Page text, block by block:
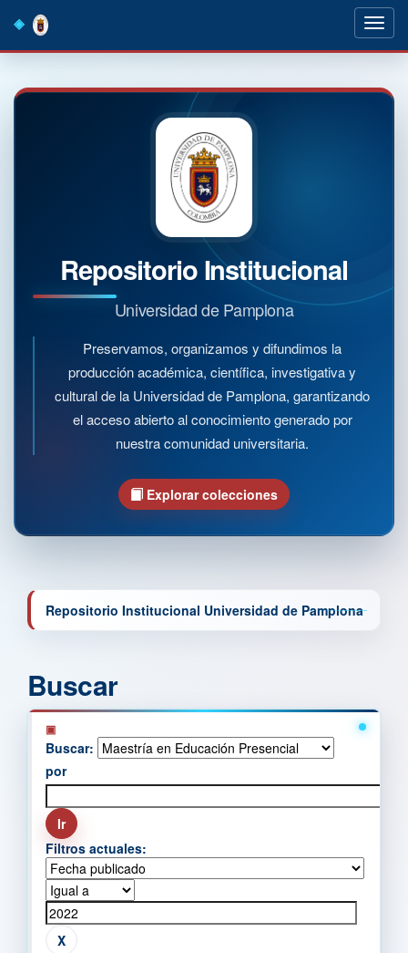
navigation
Repositorio Institucional
Universidad de Pamplona
Preservamos, organizamos y difundimos la
producción académica, científica, investigativa y
cultural de la Universidad de Pamplona, garantizando
el acceso abierto al conocimiento generado por
nuestra comunidad universitaria.
Explorar colecciones
Repositorio Institucional Universidad de Pamplona
Buscar
Buscar:
por
Filtros actuales: